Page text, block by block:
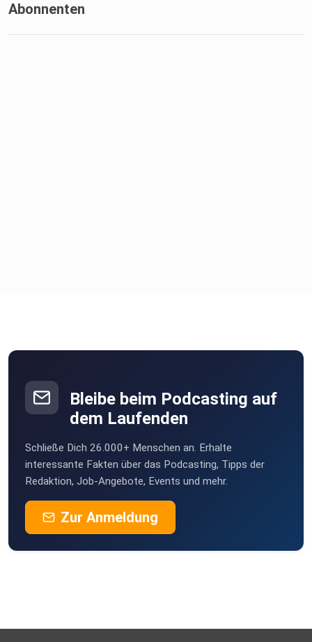
Abonnenten
Bleibe beim Podcasting auf
dem Laufenden
Schließe Dich 26.000+ Menschen an. Erhalte
interessante Fakten über das Podcasting, Tipps der
Redaktion, Job-Angebote, Events und mehr.
Zur Anmeldung